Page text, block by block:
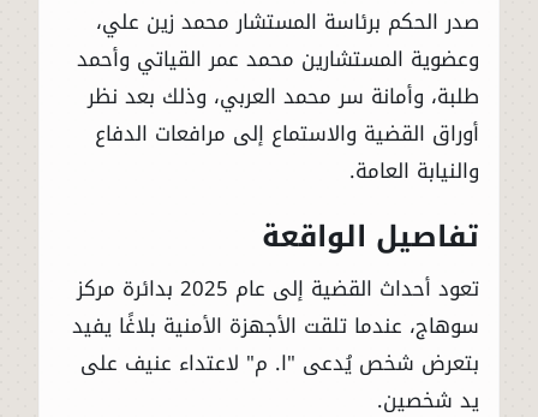
صدر الحكم برئاسة المستشار محمد زين علي،
وعضوية المستشارين محمد عمر القياتي وأحمد
طلبة، وأمانة سر محمد العربي، وذلك بعد نظر
أوراق القضية والاستماع إلى مرافعات الدفاع
والنيابة العامة.
تفاصيل الواقعة
تعود أحداث القضية إلى عام 2025 بدائرة مركز
سوهاج، عندما تلقت الأجهزة الأمنية بلاغًا يفيد
بتعرض شخص يُدعى "ا. م" لاعتداء عنيف على
يد شخصين.